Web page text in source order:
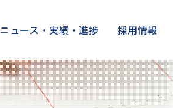
ニュース・実績・進捗 採用情報